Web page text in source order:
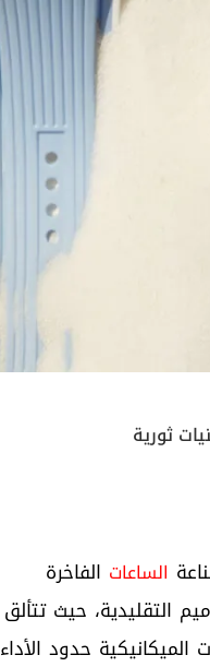
الساعات الفاخرة
حدود التصاميم التقليدية، حيث تتألق
حدود الأداء